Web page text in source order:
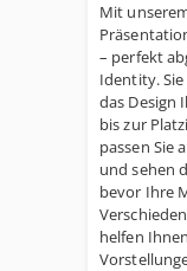
Mit
– perfekt
Identity.
das Design
bis zur
passen Sie
und sehen
bevor Ihre
helfen